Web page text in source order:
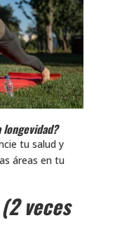
tu salud y
áreas en tu
veces